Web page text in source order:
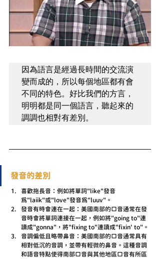
因為語言是經過長時間的交流演
變而成的，所以每個地區都有會
不同的特色。好比我們的方言，
明明都是同一個語言，聽起來的
調調也相對有差別。
發音的差別
喜歡拖長音：例如將單詞"like"發音
為"laiik"或"love"發音為"luuv"。
發音有時會連在一起：美國南部的口音通常在發
音時會將單詞連接在一起，例如將"going to"連
讀成"gonna"，將"fixing to"連讀成"fixin' to"。
音調偏低且略帶鼻音：美國南部的口音通常具有
相對低沉的音調，並帶有輕微的鼻音。這種音調
和語音特點使得南部口音與其他地區口音有所區